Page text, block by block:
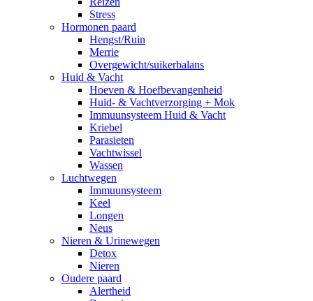
Stress
Hormonen paard
Hengst/Ruin
Merrie
Overgewicht/suikerbalans
Huid & Vacht
Hoeven & Hoefbevangenheid
Huid- & Vachtverzorging + Mok
Immuunsysteem Huid & Vacht
Kriebel
Parasieten
Vachtwissel
Wassen
Luchtwegen
Immuunsysteem
Keel
Longen
Neus
Nieren & Urinewegen
Detox
Nieren
Oudere paard
Alertheid